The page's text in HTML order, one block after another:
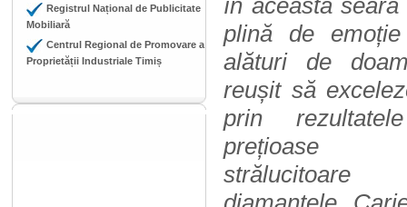
Registrul Național de Publicitate
Mobiliară
Centrul Regional de Promovare a
Proprietății Industriale Timiș
în această
plină de
alături de
reușit să
prin